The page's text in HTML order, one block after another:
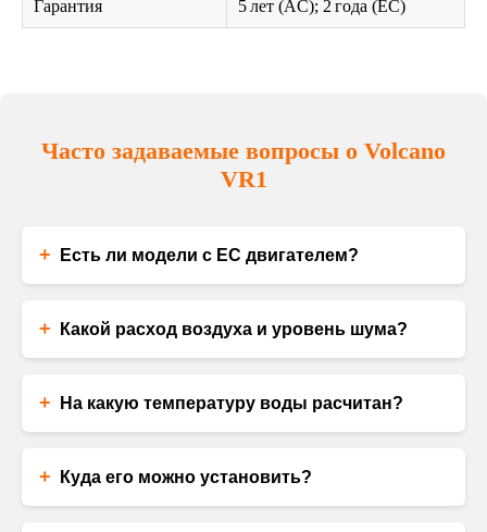
Гарантия 5 лет (AC); 2 года (EC)
Часто задаваемые вопросы о Volcano
VR1
+ Есть ли модели с EC двигателем?
+ Какой расход воздуха и уровень шума?
+ На какую температуру воды расчитан?
+ Куда его можно установить?